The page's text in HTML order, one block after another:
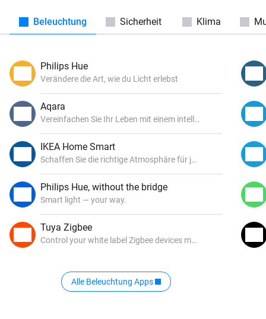
Beleuchtung Sicherheit Klima
Philips Hue
Verändere die Art, wie du Licht erlebst
Aqara
Vereinfachen Sie Ihr Leben mit einem intelligenteren Zuhause
IKEA Home Smart
Schaffen Sie die richtige Atmosphäre für jede Stimmung
Philips Hue, without the bridge
Smart light — your way.
Tuya Zigbee
Control your white label Zigbee devices made by Tuya
Alle Beleuchtung Apps